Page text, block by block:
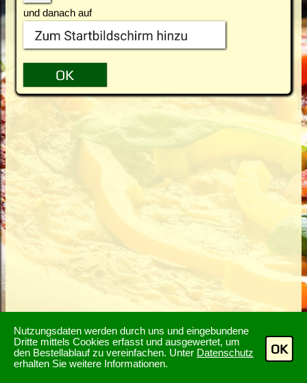
Nutzungsdaten werden durch uns und eingebundene
Dritte mittels Cookies erfasst und ausgewertet, um
den Bestellablauf zu vereinfachen. Unter Datenschutz
erhalten Sie weitere Informationen.
OK
und danach auf